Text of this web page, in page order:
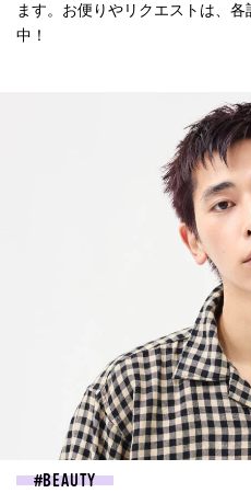
ます。お便りやリクエストは、
中！
BEAUTY